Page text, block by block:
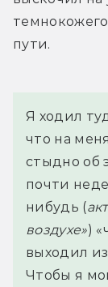
пути.
Я ходил
что на
стыдно об
почти
нибудь (
воздухе»)
выходил
Чтобы я